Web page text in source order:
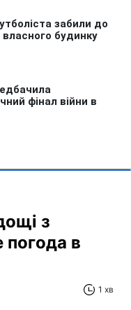
з
погода в
1 хв